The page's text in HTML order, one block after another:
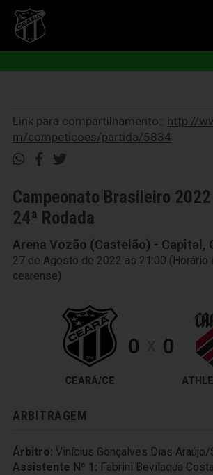
Link para compartilhamento:: http://
m/competicoes/partida/5834
Campeonato Brasileiro
24ª Rodada
Arena Vozão (Castelão) - Capital,
27 de Agosto de 2022 às 21:00 (Horário
cearense)
CEARÁ/CE
0 0
ARBITRAGEM
Árbitro: Vinícius Gonçalves Dias Araújo/
Assistente Nº 1: Fabrini Bevilaqua